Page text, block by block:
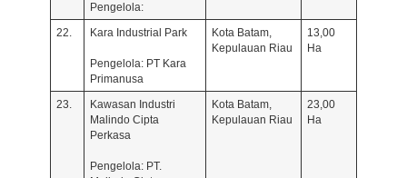
Pengelola:
22. Kara Industrial Park
Pengelola: PT Kara
Primanusa
Kota Batam,
Kepulauan Riau
13,00
Ha
23.
Kawasan Industri
Malindo Cipta
Perkasa
Pengelola: PT.
Kota Batam,
Kepulauan Riau
23,00
Ha